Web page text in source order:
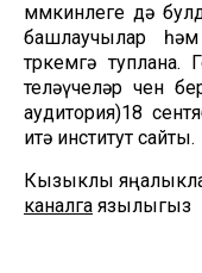
мөмкинлеге дә
башлаучылар
төркемгә туплана.
теләүчеләр өчен
аудитория)18
итә институт сайты.
Кызыклы
каналга язылыгыз